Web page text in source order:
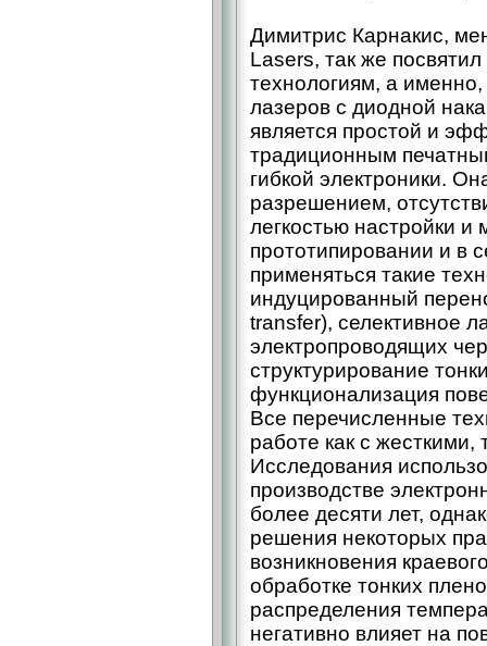
Димитрис Карнакис,
Lasers, так же
технологиям, а
лазеров с диодной
является простой и
традиционным
гибкой электроники.
разрешением,
легкостью настройки
прототипировании и в
применяться такие
индуцированный
transfer), селективное
электропроводящих
структурирование
функционализация
Все перечисленные
работе как с
Исследования
производстве
более десяти лет,
решения некоторых
возникновения
обработке тонких
распределения
негативно влияет на